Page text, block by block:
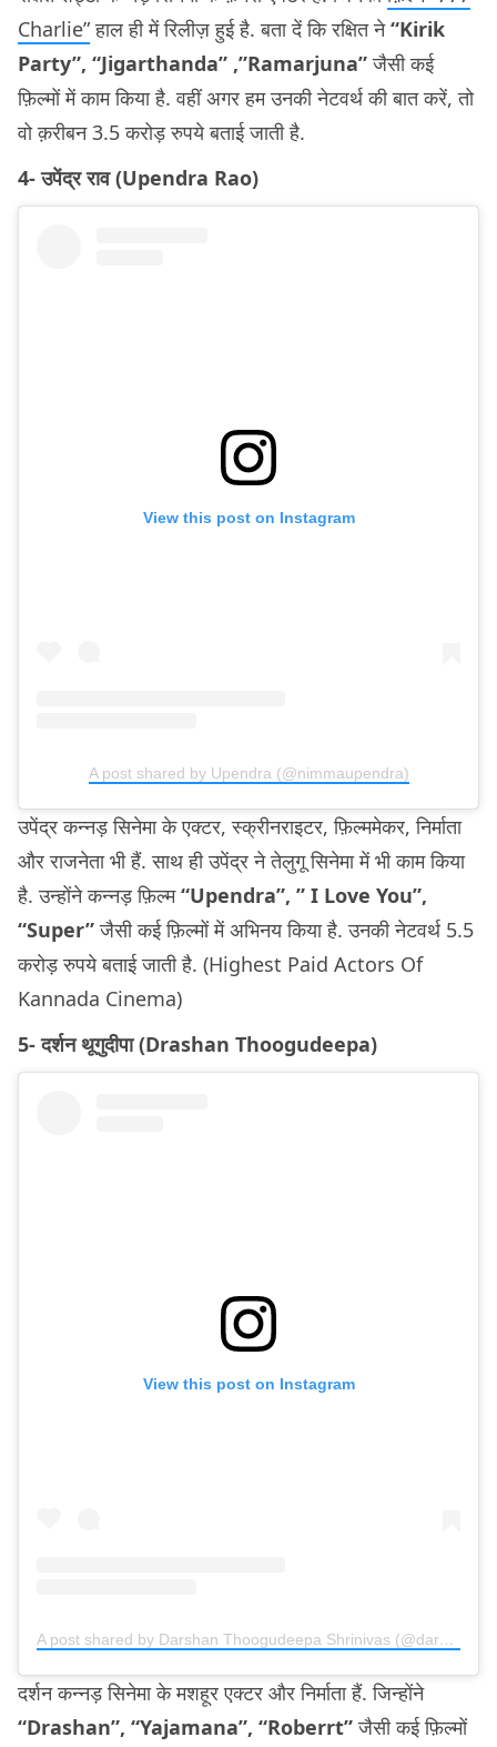
Charlie”हाल ही में रिलीज़ हुई है. बता दें कि रक्षित ने“Kirik
Party”, “Jigarthanda” ,”Ramarjuna”जैसी कई
फ़िल्मों में काम किया है. वहीं अगर हम उनकी नेटवर्थ की बात करें, तो
वो क़रीबन 3.5 करोड़ रुपये बताई जाती है.
4- उपेंद्र राव (Upendra Rao)
View this post on Instagram
A post shared by Upendra (@nimmaupendra)
उपेंद्र कन्नड़ सिनेमा के एक्टर, स्क्रीनराइटर, फ़िल्ममेकर, निर्माता
और राजनेता भी हैं. साथ ही उपेंद्र ने तेलुगू सिनेमा में भी काम किया
है. उन्होंने कन्नड़ फ़िल्म“Upendra”, ” I Love You”,
“Super”जैसी कई फ़िल्मों में अभिनय किया है. उनकी नेटवर्थ 5.5
करोड़ रुपये बताई जाती है. (Highest Paid Actors Of
Kannada Cinema)
5- दर्शन थूगुदीपा (Drashan Thoogudeepa)
View this post on Instagram
A post shared by Darshan Thoogudeepa Shrinivas (@darshanthoogudeepashrinivas)
दर्शन कन्नड़ सिनेमा के मशहूर एक्टर और निर्माता हैं. जिन्होंने
“Drashan”, “Yajamana”, “Roberrt”जैसी कई फ़िल्मों